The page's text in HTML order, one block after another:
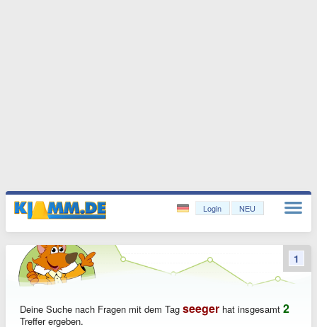
Login NEU
Deine Suche nach Fragen mit dem Tag seeger hat insgesamt 2
Treffer ergeben.
1